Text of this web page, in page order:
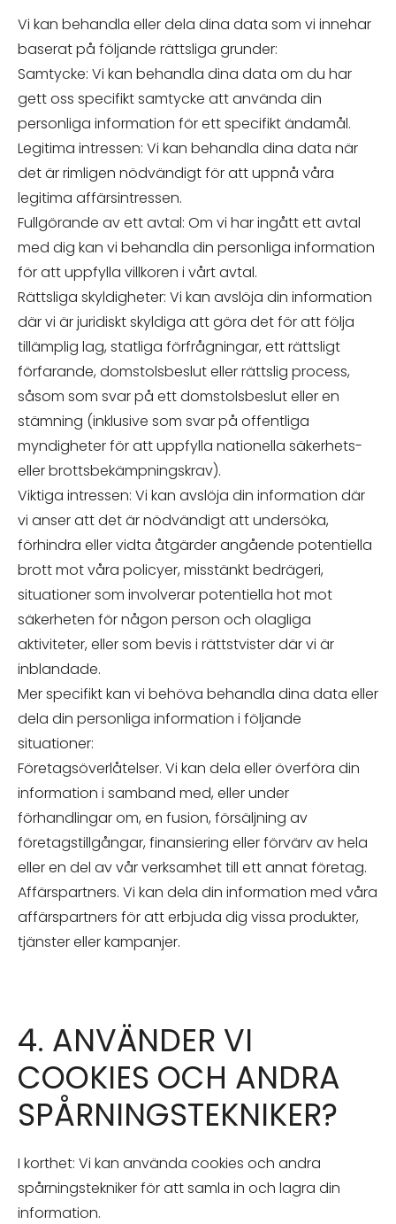
Vi kan behandla eller dela dina data som vi innehar
baserat på följande rättsliga grunder:
Samtycke: Vi kan behandla dina data om du har
gett oss specifikt samtycke att använda din
personliga information för ett specifikt ändamål.
Legitima intressen: Vi kan behandla dina data när
det är rimligen nödvändigt för att uppnå våra
legitima affärsintressen.
Fullgörande av ett avtal: Om vi har ingått ett avtal
med dig kan vi behandla din personliga information
för att uppfylla villkoren i vårt avtal.
Rättsliga skyldigheter: Vi kan avslöja din information
där vi är juridiskt skyldiga att göra det för att följa
tillämplig lag, statliga förfrågningar, ett rättsligt
förfarande, domstolsbeslut eller rättslig process,
såsom som svar på ett domstolsbeslut eller en
stämning (inklusive som svar på offentliga
myndigheter för att uppfylla nationella säkerhets-
eller brottsbekämpningskrav).
Viktiga intressen: Vi kan avslöja din information där
vi anser att det är nödvändigt att undersöka,
förhindra eller vidta åtgärder angående potentiella
brott mot våra policyer, misstänkt bedrägeri,
situationer som involverar potentiella hot mot
säkerheten för någon person och olagliga
aktiviteter, eller som bevis i rättstvister där vi är
inblandade.
Mer specifikt kan vi behöva behandla dina data eller
dela din personliga information i följande
situationer:
Företagsöverlåtelser. Vi kan dela eller överföra din
information i samband med, eller under
förhandlingar om, en fusion, försäljning av
företagstillgångar, finansiering eller förvärv av hela
eller en del av vår verksamhet till ett annat företag.
Affärspartners. Vi kan dela din information med våra
affärspartners för att erbjuda dig vissa produkter,
tjänster eller kampanjer.
4. ANVÄNDER VI
COOKIES OCH ANDRA
SPÅRNINGSTEKNIKER?
I korthet: Vi kan använda cookies och andra
spårningstekniker för att samla in och lagra din
information.